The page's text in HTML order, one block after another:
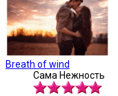
Breath of wind
Сама Нежность